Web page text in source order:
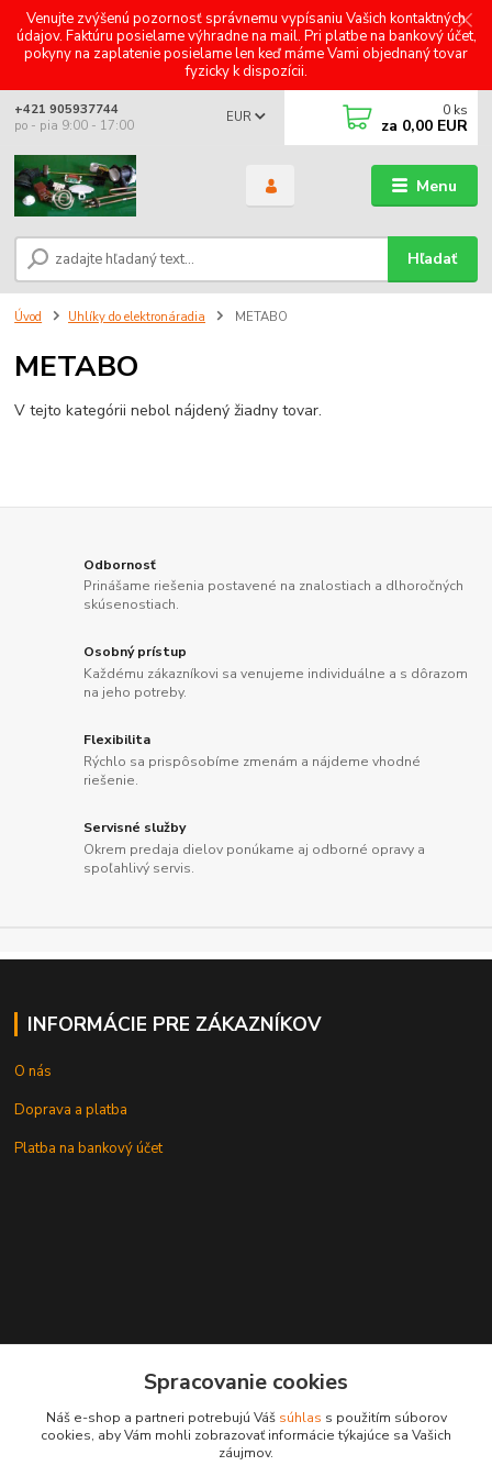
Venujte zvýšenú pozornosť správnemu vypísaniu Vašich kontaktných
údajov. Faktúru posielame výhradne na mail. Pri platbe na bankový účet,
pokyny na zaplatenie posielame len keď máme Vami objednaný tovar
fyzicky k dispozícii.
Menu
EUR
Hľadať
+421 905937744
po - pia 9:00 - 17:00
0 ks
za 0,00 EUR
Úvod Uhlíky do elektronáradia METABO
METABO
V tejto kategórii nebol nájdený žiadny tovar.
Odbornosť
Prinášame riešenia postavené na znalostiach a dlhoročných
skúsenostiach.
Osobný prístup
Každému zákazníkovi sa venujeme individuálne a s dôrazom
na jeho potreby.
Flexibilita
Rýchlo sa prispôsobíme zmenám a nájdeme vhodné
riešenie.
Servisné služby
Okrem predaja dielov ponúkame aj odborné opravy a
spoľahlivý servis.
INFORMÁCIE PRE ZÁKAZNÍKOV
O nás
Doprava a platba
Platba na bankový účet
leksunsro@gmail.com
Spracovanie cookies
Náš e-shop a partneri potrebujú Váš súhlas s použitím súborov
cookies, aby Vám mohli zobrazovať informácie týkajúce sa Vašich
záujmov.